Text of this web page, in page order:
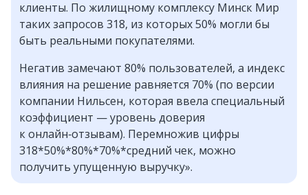
клиенты. По жилищному комплексу Минск Мир
таких запросов 318, из которых 50% могли бы
быть реальными покупателями.
Негатив замечают 80% пользователей, а индекс
влияния на решение равняется 70% (по версии
компании Нильсен, которая ввела специальный
коэффициент — уровень доверия
к онлайн‑отзывам). Перемножив цифры
318*50%*80%*70%*средний чек, можно
получить упущенную выручку».